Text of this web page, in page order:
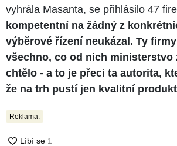
vyhrála Masanta, se přihlásilo 47
kompetentní na žádný z
výběrové řízení neukázal. Ty
všechno, co od nich ministerstvo
chtělo - a to je přeci ta autorita,
že na trh pustí jen kvalitní
Reklama: